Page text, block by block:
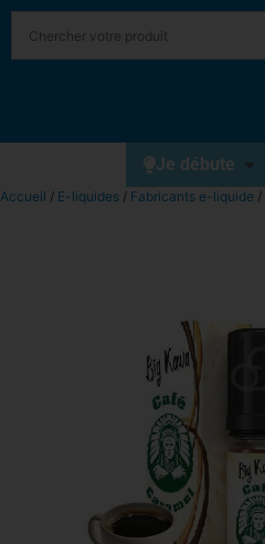
Je débute
Accueil / E-liquides / Fabricants e-liquide /